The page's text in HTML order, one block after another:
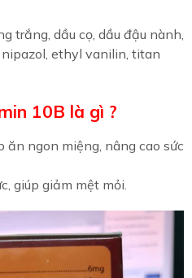
trắng, dầu cọ, dầu đậu nành,
ethyl vanilin, titan
10B là gì ?
ăn ngon miệng, nâng cao sức
giúp giảm mệt mỏi.